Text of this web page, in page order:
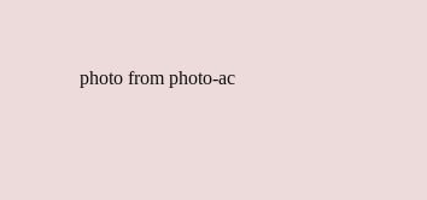
photo from photo-ac